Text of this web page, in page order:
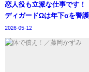
恋人役も立派な仕事です
ディガードΩは年下αを警
2026-05-12